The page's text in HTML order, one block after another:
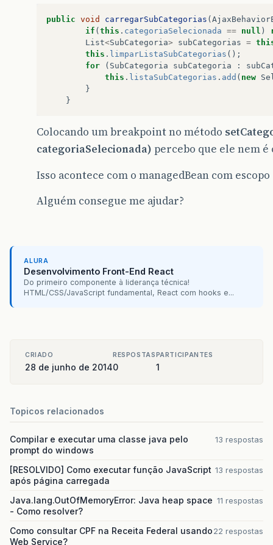
public void carregarSubCategorias (
if ( this . categoriaSelecionada == null )
List<SubCategoria> subCategorias =
this . limparListaSubCategorias ();
for
( SubCategoria subCategoria :
this . listaSubCategorias . add ( new
}
}
Colocando um breakpoint no método
categoriaSelecionada) percebo que ele nem é
Isso acontece com o managedBean com
Alguém consegue me ajudar?
ALURA
Desenvolvimento Front-End React
Do primeiro componente à liderança técnica!
HTML/CSS/JavaScript fundamental, React com hooks e...
CRIADO
28 de junho de 2014
RESPOSTAS
0
PARTICIPANTES
1
Topicos relacionados
Compilar e executar uma classe java pelo
prompt do windows
13 respostas
[RESOLVIDO] Como executar função JavaScript
após página carregada
13 respostas
Java.lang.OutOfMemoryError: Java heap space
- Como resolver?
11 respostas
Como consultar CPF na Receita Federal usando
Web Service?
22 respostas